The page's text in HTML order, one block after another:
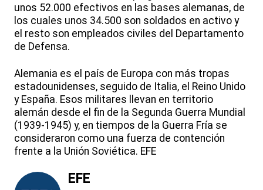
unos 52.000 efectivos en las bases alemanas, de
los cuales unos 34.500 son soldados en activo y
el resto son empleados civiles del Departamento
de Defensa.
Alemania es el país de Europa con más tropas
estadounidenses, seguido de Italia, el Reino Unido
y España. Esos militares llevan en territorio
alemán desde el fin de la Segunda Guerra Mundial
(1939-1945) y, en tiempos de la Guerra Fría se
consideraron como una fuerza de contención
frente a la Unión Soviética. EFE
EFE